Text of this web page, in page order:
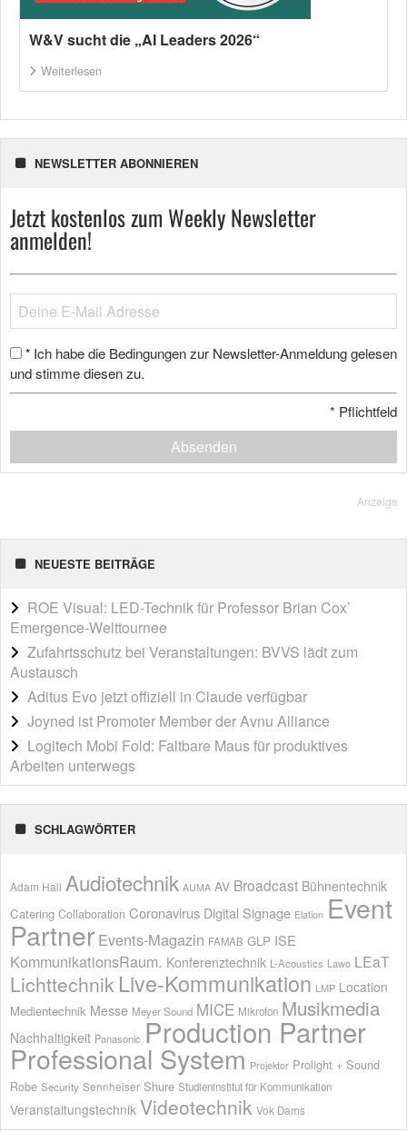
W&V sucht die „AI Leaders 2026“
Weiterlesen
NEWSLETTER ABONNIEREN
Jetzt kostenlos zum Weekly Newsletter
anmelden!
* Ich habe die Bedingungen zur Newsletter-Anmeldung gelesen
und stimme diesen zu.
* Pflichtfeld
Absenden
Anzeige
NEUESTE BEITRÄGE
ROE Visual: LED-Technik für Professor Brian Cox’
Emergence-Welttournee
Zufahrtsschutz bei Veranstaltungen: BVVS lädt zum
Austausch
Aditus Evo jetzt offiziell in Claude verfügbar
Joyned ist Promoter Member der Avnu Alliance
Logitech Mobi Fold: Faltbare Maus für produktives
Arbeiten unterwegs
SCHLAGWÖRTER
Adam Hall Audiotechnik AUMA AV Broadcast Bühnentechnik
Catering Collaboration Coronavirus Digital Signage Elation Event
Partner Events-Magazin FAMAB GLP ISE
KommunikationsRaum. Konferenztechnik L-Acoustics Lawo LEaT
Lichttechnik Live-Kommunikation LMP Location
Medientechnik Messe Meyer Sound MICE Mikrofon Musikmedia
Nachhaltigkeit Panasonic Production Partner
Professional System Projektor Prolight + Sound
Robe Security Sennheiser Shure Studieninstitut für Kommunikation
Veranstaltungstechnik Videotechnik Vok Dams